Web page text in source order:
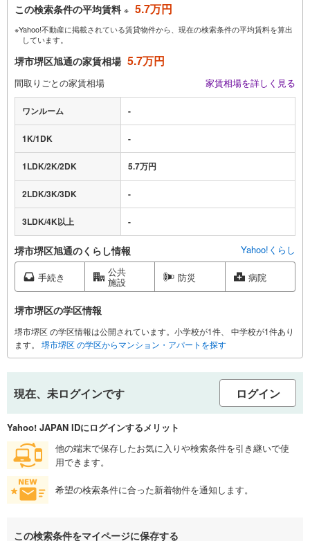
この検索条件の平均賃料 ※ 5.7万円
※Yahoo!不動産に掲載されている賃貸物件から、現在の検索条件の平均賃料を算出
しています。
堺市堺区旭通の家賃相場 5.7万円
間取りごとの家賃相場 家賃相場を詳しく見る
ワンルーム -
1K/1DK -
1LDK/2K/2DK 5.7万円
2LDK/3K/3DK -
3LDK/4K以上 -
堺市堺区旭通のくらし情報 Yahoo!くらし
手続き 公共
施設 防災 病院
堺市堺区の学区情報
堺市堺区 の学区情報は公開されています。小学校が1件、 中学校が1件あり
ます。
堺市堺区 の学区からマンション・アパートを探す
現在、未ログインです ログイン
Yahoo! JAPAN IDにログインするメリット
他の端末で保存したお気に入りや検索条件を引き継いで使
用できます。
希望の検索条件に合った新着物件を通知します。
この検索条件をマイページに保存する